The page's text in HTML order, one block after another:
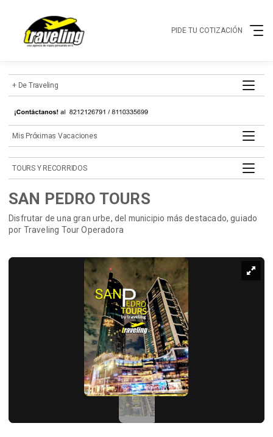
PIDE TU COTIZACIÓN
+ de Traveling
mis próximas vacaciones
TOURS Y RECORRIDOS
SAN PEDRO TOURS
Disfrutar de una gran urbe, del municipio más destacado, guiado
por Traveling Tour Operadora